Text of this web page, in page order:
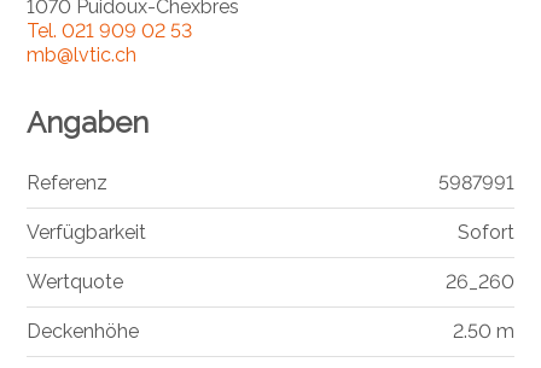
1070 Puidoux-Chexbres
Tel.021 909 02 53
mb@lvtic.ch
Angaben
Referenz 5987991
Verfügbarkeit Sofort
Wertquote 26_260
Deckenhöhe 2.50 m